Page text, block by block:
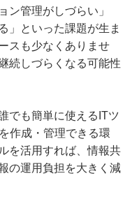
ン管理がしづらい」
」といった課題が生ま
スも少なくありませ
続しづらくなる可能性
でも簡単に使えるITツ
作成・管理できる環
を活用すれば、情報共
の運用負担を大きく減